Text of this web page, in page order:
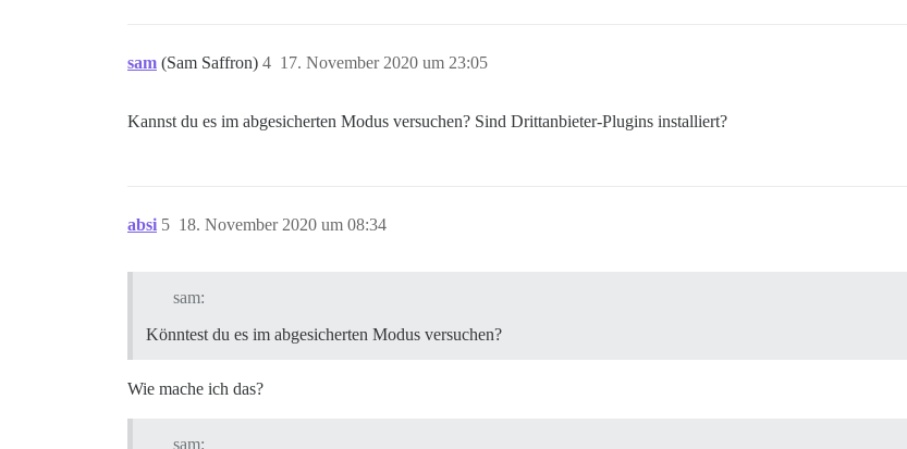
sam (Sam Saffron) 17. November 2020 um 23:05
4
Kannst du es im abgesicherten Modus versuchen? Sind Drittanbieter-Plugins installiert?
absi 18. November 2020 um 08:34
5
sam:
Könntest du es im abgesicherten Modus versuchen?
Wie mache ich das?
sam: